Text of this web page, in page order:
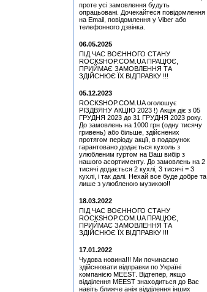
Медіатор Attack Mr.
Fastfinge Mika Tyyska
(Міка Тійскя)
Fastfinge Mika Tyyska
(Міка Тійскя)
Медіатор Uriah Heep - Phil
Lanzon (Філ Лансон) (Blue)
Медіатор Attack Mr.
Fastfinge Mika Tyyska
(Black) (Міка Тійскя)
Медіатор Burning Dwarf
Attack Mr. Fastfinge Mika
Tyyska (Міка Тійскя)
Медіатор Jyrki
Медіатор Accept Uwe Lulis
Lanzon (Філ Лансон)
(Yellow) Колекційний
Медіатор Accept Uwe Lulis
Attack Mr. Fastfinge Mika
Tyyska (Міка Тійскя)
Simon, Paul - Graceland
(25th Anniversary Edition)
(CD+DVD)
проте усі замовлення будуть
опрацьовані. Дочекайтеся повідомлення
на Email, повідомлення у Viber або
телефонного дзвінка.
06.05.2025
ПІД ЧАС ВОЄННОГО СТАНУ
ROCKSHOP.COM.UA ПРАЦЮЄ,
ПРИЙМАЄ ЗАМОВЛЕННЯ ТА
ЗДІЙСНЮЄ ЇХ ВІДПРАВКУ !!!
05.12.2023
ROCKSHOP.COM.UA оголошує
РІЗДВЯНУ АКЦІЮ 2023 !) Акція діє з 05
ГРУДНЯ 2023 до 31 ГРУДНЯ 2023 року.
До замовлень на 1000 грн (одну тисячу
гривень) або більше, здійснених
протягом періоду акції, в подарунок
гарантовано додається кухоль з
улюбленим гуртом на Ваш вибір з
нашого асортименту. До замовлень на 2
тисячі додається 2 кухлі, 3 тисячі = 3
кухлі, і так далі. Нехай все буде добре та
лише з улюбленою музикою!!
18.03.2022
ПІД ЧАС ВОЄННОГО СТАНУ
ROCKSHOP.COM.UA ПРАЦЮЄ,
ПРИЙМАЄ ЗАМОВЛЕННЯ ТА
ЗДІЙСНЮЄ ЇХ ВІДПРАВКУ !!!
17.01.2022
Чудова новина!!! Ми починаємо
здійснювати відправки по Україні
компанією MEEST. Відтепер, якщо
відділення MEEST знаходиться до Вас
навіть ближче аніж відділення інших